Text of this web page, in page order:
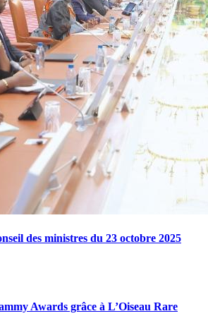
des ministres du 23 octobre 2025
Awards grâce à L’Oiseau Rare